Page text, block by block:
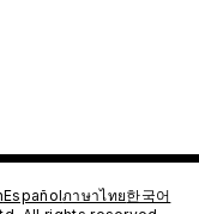
Españolภาษาไทย한국어